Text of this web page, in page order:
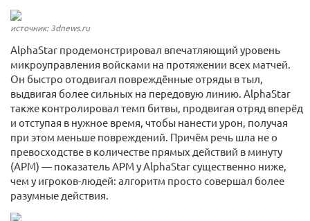
источник: 3dnews.ru
AlphaStar продемонстрировал впечатляющий уровень
микроуправления войсками на протяжении всех матчей.
Он быстро отодвигал повреждённые отряды в тыл,
выдвигая более сильных на передовую линию. AlphaStar
также контролировал темп битвы, продвигая отряд вперёд
и отступая в нужное время, чтобы нанести урон, получая
при этом меньше повреждений. Причём речь шла не о
превосходстве в количестве прямых действий в минуту
(APM) — показатель APM у AlphaStar существенно ниже,
чем у игроков-людей: алгоритм просто совершал более
разумные действия.